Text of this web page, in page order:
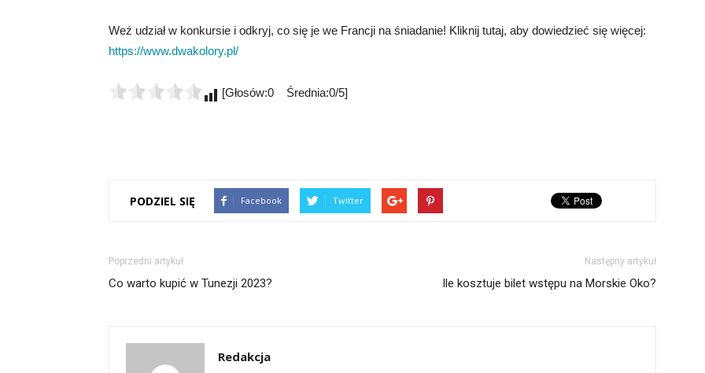
Weź udział w konkursie i odkryj, co się je we Francji na śniadanie! Kliknij tutaj, aby dowiedzieć się więcej:
https://www.dwakolory.pl/
[Głosów:0 Średnia:0/5]
PODZIEL SIĘ Facebook Twitter
Poprzedni artykuł
Co warto kupić w Tunezji 2023?
Następny artykuł
Ile kosztuje bilet wstępu na Morskie Oko?
Redakcja